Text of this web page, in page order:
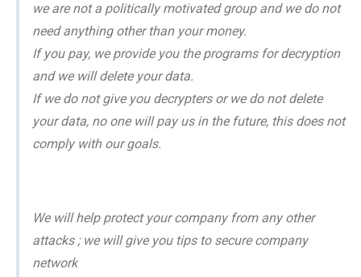
we are not a politically motivated group and we do not
need anything other than your money.
If you pay, we provide you the programs for decryption
and we will delete your data.
If we do not give you decrypters or we do not delete
your data, no one will pay us in the future, this does not
comply with our goals.
We will help protect your company from any other
attacks ; we will give you tips to secure company
network